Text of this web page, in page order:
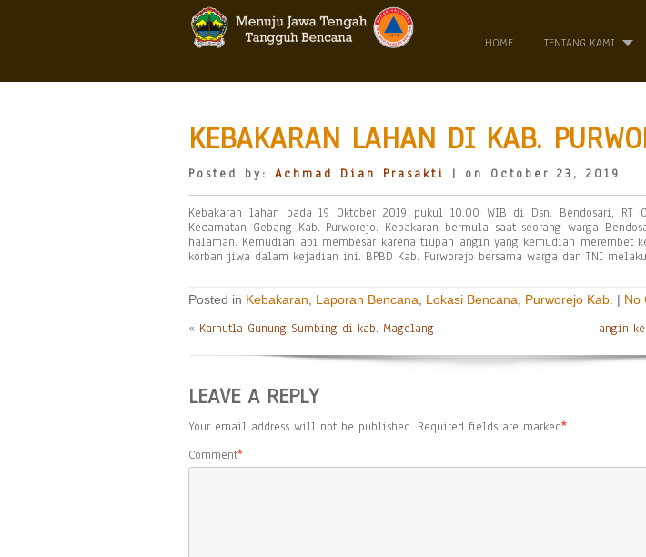
HOME TENTANG KAMI
KEBAKARAN LAHAN DI KAB.
Posted by: Achmad Dian Prasakti | on October 23, 2019
Kebakaran lahan pada 19 Oktober 2019 pukul 10.00 WIB di Dsn. Bendosari, RT
Kecamatan Gebang Kab. Purworejo. Kebakaran bermula saat seorang warga
halaman. Kemudian api membesar karena tiupan angin yang kemudian merembet
korban jiwa dalam kejadian ini. BPBD Kab. Purworejo bersama warga dan TNI
Posted in Kebakaran Laporan Bencana Lokasi Bencana Purworejo Kab. | No
« Karhutla Gunung Sumbing di kab. Magelang angin
LEAVE A REPLY
Your email address will not be published. Required fields are marked*
Comment*